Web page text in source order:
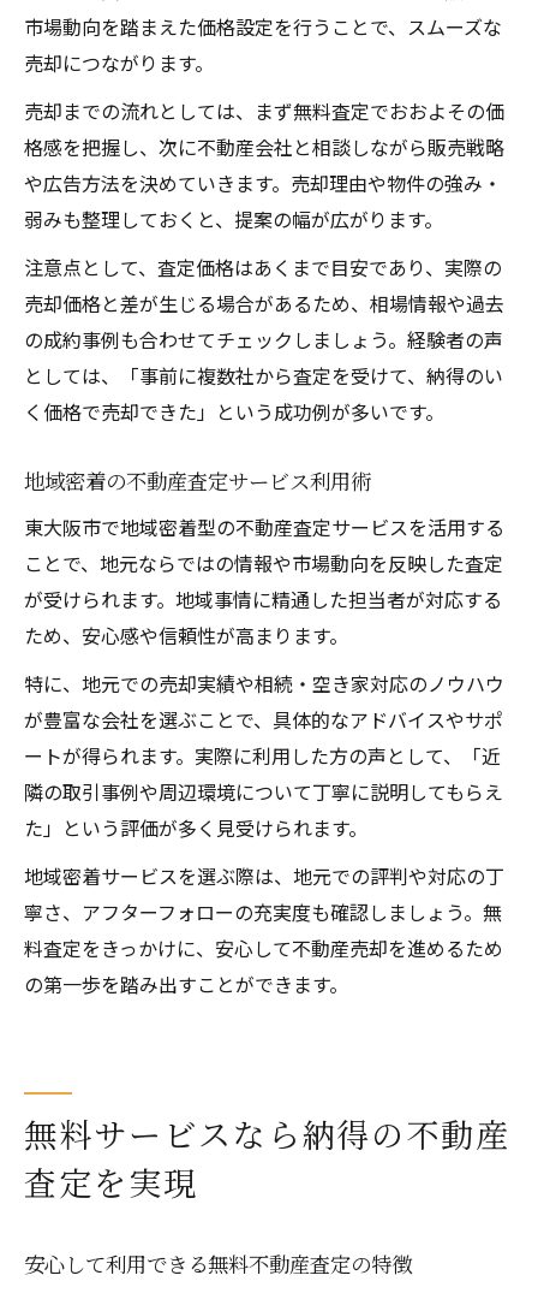
市場動向を踏まえた価格設定を行うことで、スムーズな
売却につながります。
売却までの流れとしては、まず無料査定でおおよその価
格感を把握し、次に不動産会社と相談しながら販売戦略
や広告方法を決めていきます。売却理由や物件の強み・
弱みも整理しておくと、提案の幅が広がります。
注意点として、査定価格はあくまで目安であり、実際の
売却価格と差が生じる場合があるため、相場情報や過去
の成約事例も合わせてチェックしましょう。経験者の声
としては、「事前に複数社から査定を受けて、納得のい
く価格で売却できた」という成功例が多いです。
地域密着の不動産査定サービス利用術
東大阪市で地域密着型の不動産査定サービスを活用する
ことで、地元ならではの情報や市場動向を反映した査定
が受けられます。地域事情に精通した担当者が対応する
ため、安心感や信頼性が高まります。
特に、地元での売却実績や相続・空き家対応のノウハウ
が豊富な会社を選ぶことで、具体的なアドバイスやサポ
ートが得られます。実際に利用した方の声として、「近
隣の取引事例や周辺環境について丁寧に説明してもらえ
た」という評価が多く見受けられます。
地域密着サービスを選ぶ際は、地元での評判や対応の丁
寧さ、アフターフォローの充実度も確認しましょう。無
料査定をきっかけに、安心して不動産売却を進めるため
の第一歩を踏み出すことができます。
無料サービスなら納得の不動産
査定を実現
安心して利用できる無料不動産査定の特徴